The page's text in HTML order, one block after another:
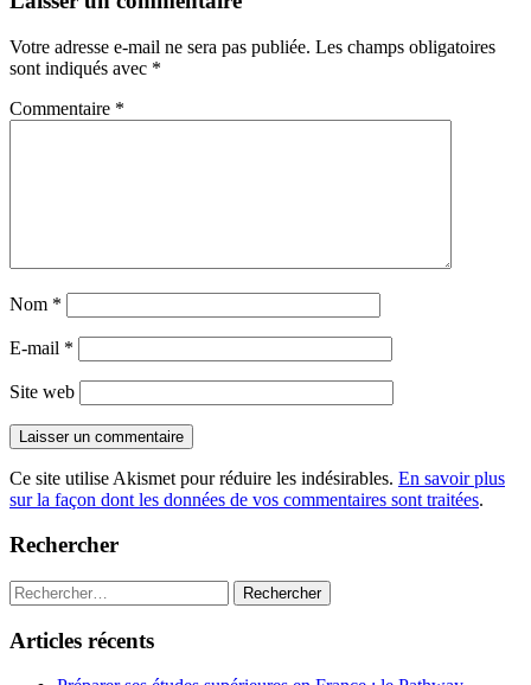
Votre adresse e-mail ne sera pas publiée. Les champs obligatoires
sont indiqués avec *
Commentaire *
Nom *
E-mail *
Site web
Ce site utilise Akismet pour réduire les indésirables. En savoir plus
sur la façon dont les données de vos commentaires sont traitées.
Rechercher
Rechercher :
Articles récents